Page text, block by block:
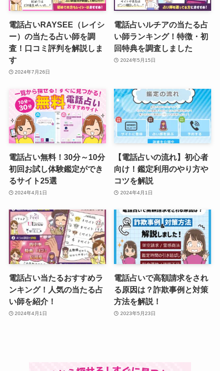
電話占いRAYSEE（レイシ
ー）の当たる占い師を調
査！口コミ評判を解説しま
す
2024年7月26日
電話占いルチアの当たる占
い師ランキング！特徴・初
回特典を調査しました
2024年5月15日
電話占い無料！30分～10分
初回お試し体験鑑定ができ
るサイト25選
2024年4月1日
【電話占いの流れ】初心者
向け！鑑定利用のやり方や
コツを解説
2024年4月1日
電話占い当たるおすすめラ
ンキング！人気の当たる占
い師を紹介！
2024年4月1日
電話占いで高額請求をされ
る原因は？詐欺事例と対策
方法を解説！
2023年5月23日